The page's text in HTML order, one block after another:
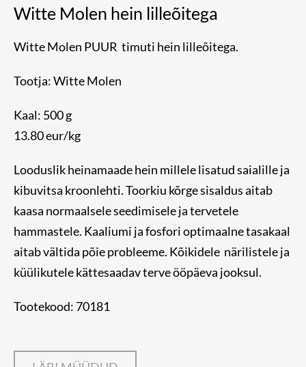
Witte Molen hein lilleõitega
Witte Molen PUUR timuti hein lilleõitega.
Tootja: Witte Molen
Kaal: 500 g
13.80 eur/kg
Looduslik heinamaade hein millele lisatud saialille ja
kibuvitsa kroonlehti. Toorkiu kõrge sisaldus aitab
kaasa normaalsele seedimisele ja tervetele
hammastele. Kaaliumi ja fosfori optimaalne tasakaal
aitab vältida põie probleeme. Kõikidele närilistele ja
küülikutele kättesaadav terve ööpäeva jooksul.
Tootekood: 70181